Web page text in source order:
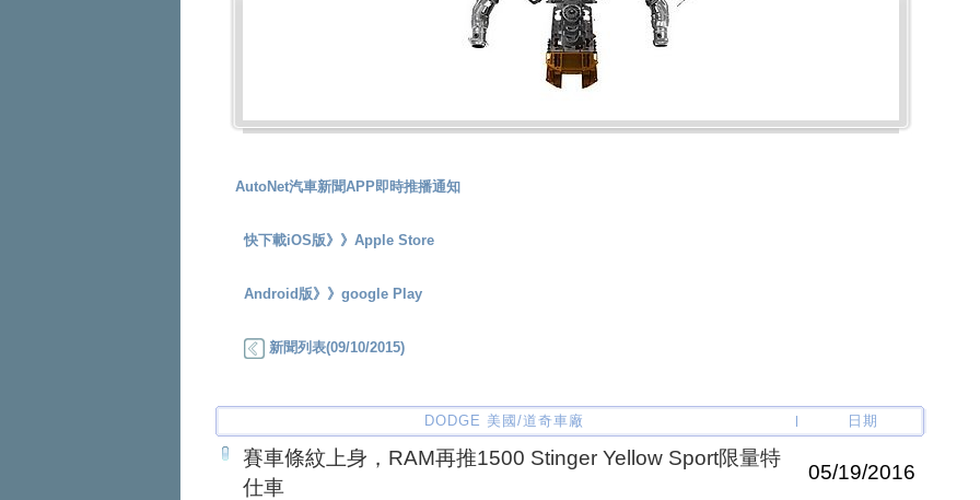
AutoNet汽車新聞APP即時推播通知
快下載iOS版》》 Apple Store
Android版》》 google Play
新聞列表(09/10/2015)
DODGE 美國/道奇車廠 日期
賽車條紋上身，RAM再推1500 Stinger Yellow Sport限量特
仕車
05/19/2016